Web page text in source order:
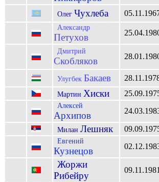
Олег Чухлеба
Александр
Петухов
Дмитрий
Скобляков
Улугбек Бакаев
Мартин Хиски
Алексей
Архипов
Милан Лешняк
Евгений
Кузнецов
Жоржи
Рибейру
09.11.1981